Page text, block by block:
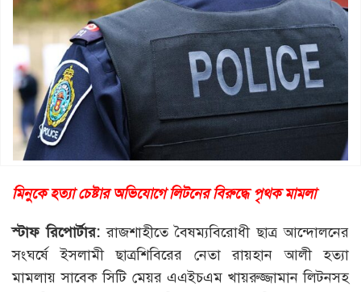
মিনুকে হত্যা চেষ্টার অভিযোগে লিটনের বিরুদ্ধে পৃথক মামলা
স্টাফ রিপোর্টার: রাজশাহীতে বৈষম্যবিরোধী ছাত্র আন্দোলনের
সংঘর্ষে ইসলামী ছাত্রশিবিরের নেতা রায়হান আলী হত্যা
মামলায় সাবেক সিটি মেয়র এএইচএম খায়রুজ্জামান লিটনসহ